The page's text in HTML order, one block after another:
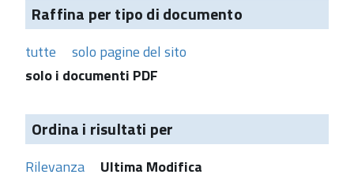
Raffina per tipo di documento
tutte
solo pagine del sito
solo i documenti PDF
Ordina i risultati per
Rilevanza Ultima Modifica